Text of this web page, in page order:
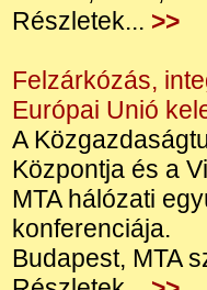
Részletek... >>
Felzárkózás,
Európai Unió
A
Központja és a
MTA hálózati
konferenciája.
Budapest, MTA